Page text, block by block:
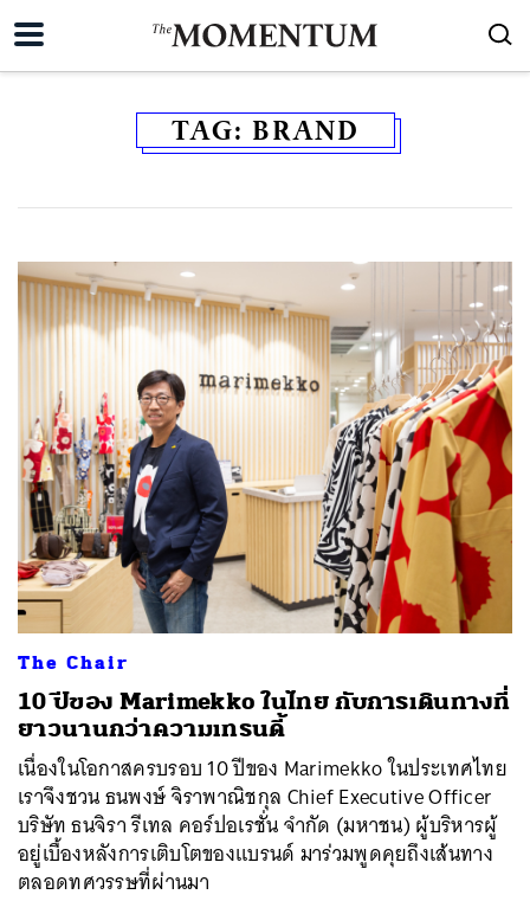
TAG: BRAND
The Chair
10 ปีของ Marimekko ในไทย กับการเดินทางที่
ยาวนานกว่าความเทรนดี้
เนื่องในโอกาสครบรอบ 10 ปีของ Marimekko ในประเทศไทย
เราจึงชวน ธนพงษ์ จิราพาณิชกุล Chief Executive Officer
บริษัท ธนจิรา รีเทล คอร์ปอเรชั่น จำกัด (มหาชน) ผู้บริหารผู้
อยู่เบื้องหลังการเติบโตของแบรนด์ มาร่วมพูดคุยถึงเส้นทาง
ตลอดทศวรรษที่ผ่านมา